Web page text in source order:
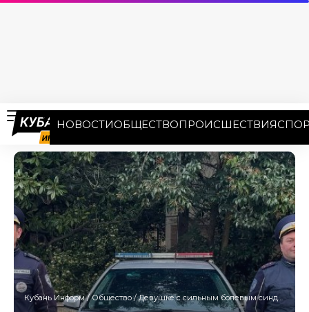
НОВОСТИОБЩЕСТВОПРОИСШЕСТВИЯ
Кубань Информ/Общество/Девушке с сильным болевым синдромом помогли полицейские в Сочи